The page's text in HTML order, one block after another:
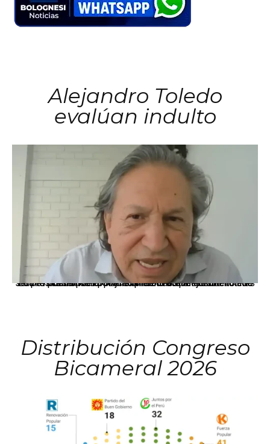
Alejandro Toledo
evalúan indulto
La presidenta Keiko Fujimori informó que la solicitud de indulto presentada por el expresidente Alejandro Toledo será evaluada por la Comisión de Gracias Presidenciales conforme al procedimiento establecido.
Distribución Congreso
Bicameral 2026